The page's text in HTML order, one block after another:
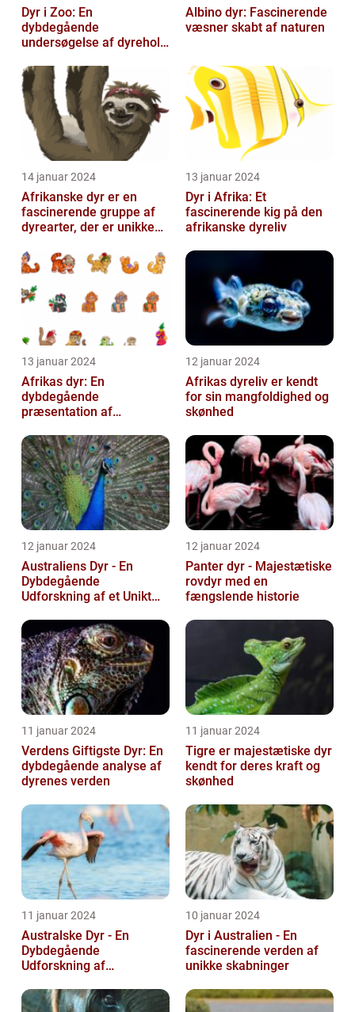
Dyr i Zoo: En
dybdegående
undersøgelse af dyrehold
Albino dyr: Fascinerende
væsner skabt af naturen
14 januar 2024
Afrikanske dyr er en
fascinerende gruppe af
dyrearter, der er unikke
kontinent
13 januar 2024
Dyr i Afrika: Et
fascinerende kig på den
afrikanske dyreliv
13 januar 2024
Afrikas dyr: En
dybdegående
præsentation af
dyreliv
12 januar 2024
Afrikas dyreliv er kendt
for sin mangfoldighed og
skønhed
12 januar 2024
Australiens Dyr - En
Dybdegående
Udforskning af et Unikt
12 januar 2024
Panter dyr - Majestætiske
rovdyr med en
fængslende historie
11 januar 2024
Verdens Giftigste Dyr: En
dybdegående analyse af
dyrenes verden
11 januar 2024
Tigre er majestætiske dyr
kendt for deres kraft og
skønhed
11 januar 2024
Australske Dyr - En
Dybdegående
Udforskning af
10 januar 2024
Dyr i Australien - En
fascinerende verden af
unikke skabninger